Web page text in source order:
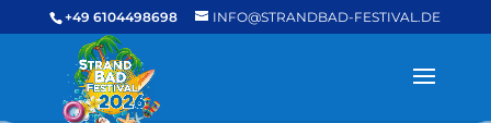
+49 6104498698 INFO@STRANDBAD-FESTIVAL.DE